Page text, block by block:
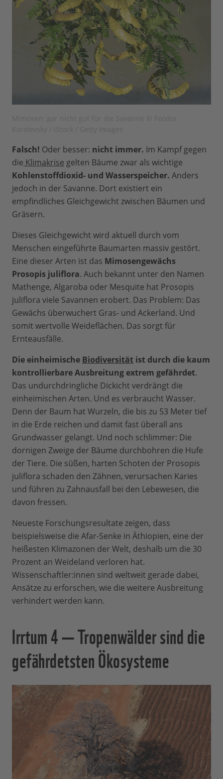
Falsch! Oder besser: nicht immer. Im Kampf gegen
die Klimakrise gelten Bäume zwar als wichtige
Kohlenstoffdioxid- und Wasserspeicher. Anders
jedoch in der Savanne. Dort existiert ein
empfindliches Gleichgewicht zwischen Bäumen und
Gräsern.
Dieses Gleichgewicht wird aktuell durch vom
Menschen eingeführte Baumarten massiv gestört.
Eine dieser Arten ist das Mimosengewächs
Prosopis juliflora. Auch bekannt unter den Namen
Mathenge, Algaroba oder Mesquite hat Prosopis
juliflora viele Savannen erobert. Das Problem: Das
Gewächs überwuchert Gras- und Ackerland. Und
somit wertvolle Weideflächen. Das sorgt für
Ernteausfälle.
Die einheimische Biodiversität ist durch die kaum
kontrollierbare Ausbreitung extrem gefährdet.
Das undurchdringliche Dickicht verdrängt die
einheimischen Arten. Und es verbraucht Wasser.
Denn der Baum hat Wurzeln, die bis zu 53 Meter tief
in die Erde reichen und damit fast überall ans
Grundwasser gelangt. Und noch schlimmer: Die
dornigen Zweige der Bäume durchbohren die Hufe
der Tiere. Die süßen, harten Schoten der Prosopis
juliflora schaden den Zähnen, verursachen Karies
und führen zu Zahnausfall bei den Lebewesen, die
davon fressen.
Neueste Forschungsresultate zeigen, dass
beispielsweise die Afar-Senke in Äthiopien, eine der
heißesten Klimazonen der Welt, deshalb um die 30
Prozent an Weideland verloren hat.
Wissenschaftler:innen sind weltweit gerade dabei,
Ansätze zu erforschen, wie die weitere Ausbreitung
verhindert werden kann.
Irrtum 4 — Tropenwälder sind die
gefährdetsten Ökosysteme